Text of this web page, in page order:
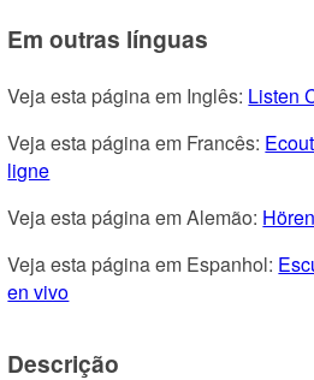
Em outras línguas
Veja esta página em Inglês: Listen
Veja esta página em Francês:
ligne
Veja esta página em Alemão:
Veja esta página em Espanhol:
en vivo
Descrição